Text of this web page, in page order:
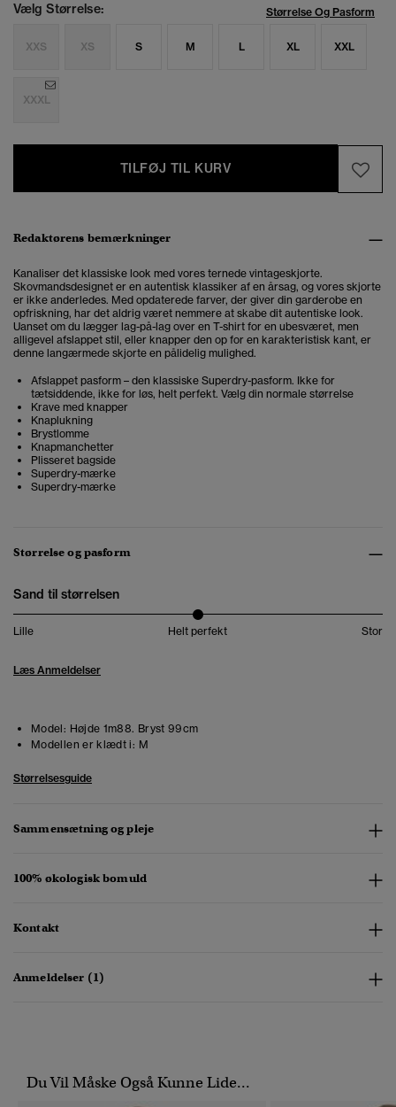
Vælg Størrelse: Størrelse Og Pasform
XXS XS S M L XL XXL
XXXL
TILFØJ TIL KURV
Redaktørens bemærkninger
Kanaliser det klassiske look med vores ternede vintageskjorte.
Skovmandsdesignet er en autentisk klassiker af en årsag, og vores skjorte
er ikke anderledes. Med opdaterede farver, der giver din garderobe en
opfriskning, har det aldrig været nemmere at skabe dit autentiske look.
Uanset om du lægger lag-på-lag over en T-shirt for en ubesværet, men
alligevel afslappet stil, eller knapper den op for en karakteristisk kant, er
denne langærmede skjorte en pålidelig mulighed.
Afslappet pasform – den klassiske Superdry-pasform. Ikke for
tætsiddende, ikke for løs, helt perfekt. Vælg din normale størrelse
Krave med knapper
Knaplukning
Brystlomme
Knapmanchetter
Plisseret bagside
Superdry-mærke
Superdry-mærke
Størrelse og pasform
Sand til størrelsen
Lille Helt perfekt Stor
Læs Anmeldelser
Model: Højde 1m88. Bryst 99cm
Modellen er klædt i: M
Størrelsesguide
Sammensætning og pleje
100% økologisk bomuld
Kontakt
Anmeldelser (1)
Du Vil Måske Også Kunne Lide...